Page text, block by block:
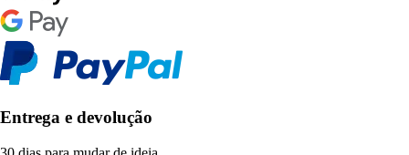
Entrega e devolução